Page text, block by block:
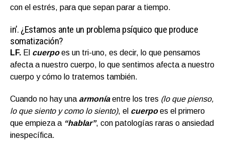
con el estrés, para que sepan parar a tiempo.
in’. ¿Estamos ante un problema psíquico que produce
somatización?
LF. El cuerpo es un tri-uno, es decir, lo que pensamos
afecta a nuestro cuerpo, lo que sentimos afecta a nuestro
cuerpo y cómo lo tratemos también.
Cuando no hay una armoníaentre los tres (lo que pienso,
lo que siento y como lo siento), el cuerpoes el primero
que empieza a “hablar”, con patologías raras o ansiedad
inespecífica.